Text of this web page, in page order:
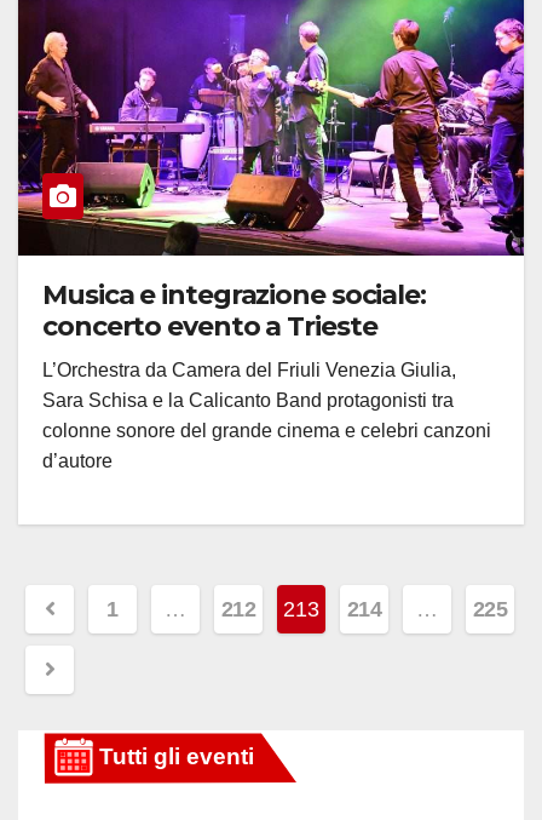
Musica e integrazione sociale:
concerto evento a Trieste
L’Orchestra da Camera del Friuli Venezia Giulia,
Sara Schisa e la Calicanto Band protagonisti tra
colonne sonore del grande cinema e celebri canzoni
d’autore
Paginazione
degli
articoli
1 … 212 213 214 … 225